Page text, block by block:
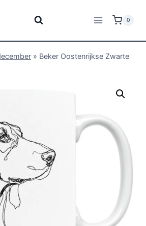
0
» Beker Oostenrijkse Zwarte